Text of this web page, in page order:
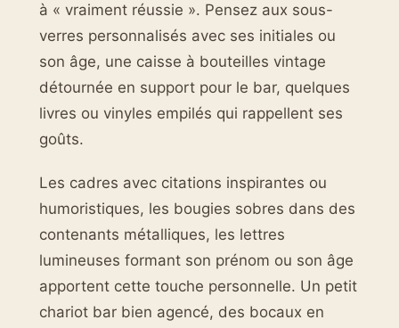
à « vraiment réussie ». Pensez aux sous-
verres personnalisés avec ses initiales ou
son âge, une caisse à bouteilles vintage
détournée en support pour le bar, quelques
livres ou vinyles empilés qui rappellent ses
goûts.
Les cadres avec citations inspirantes ou
humoristiques, les bougies sobres dans des
contenants métalliques, les lettres
lumineuses formant son prénom ou son âge
apportent cette touche personnelle. Un petit
chariot bar bien agencé, des bocaux en